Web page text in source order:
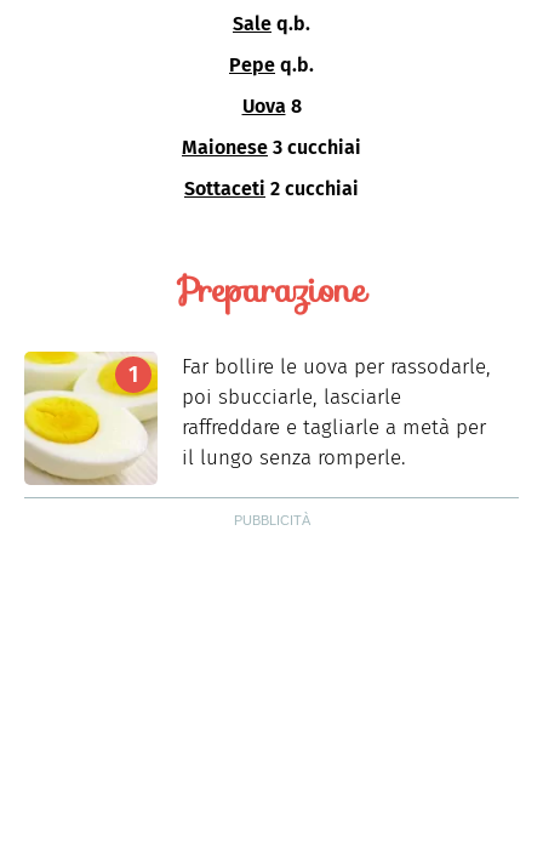
Sale q.b.
Pepe q.b.
Uova 8
Maionese 3 cucchiai
Sottaceti 2 cucchiai
Preparazione
Far bollire le uova per rassodarle,
poi sbucciarle, lasciarle
raffreddare e tagliarle a metà per
il lungo senza romperle.